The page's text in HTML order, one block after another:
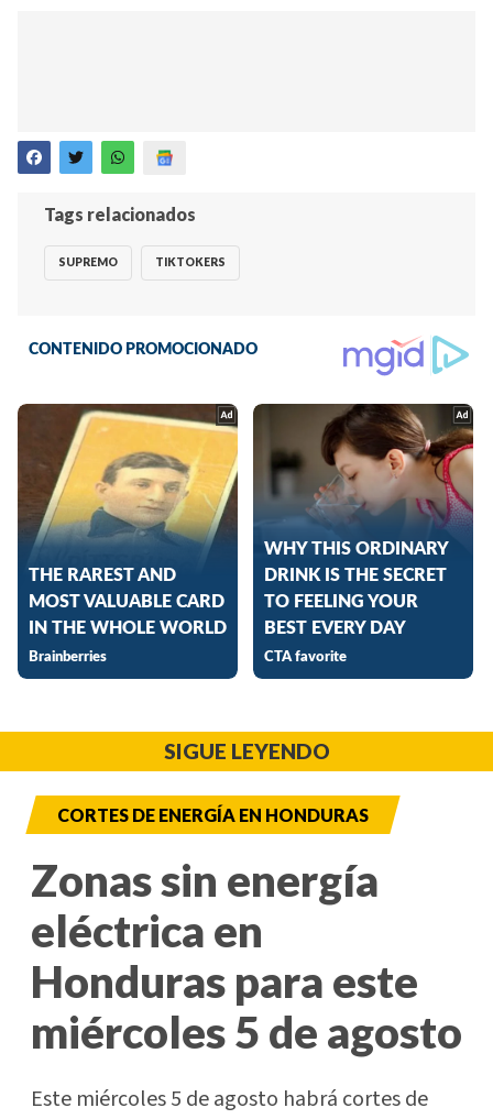
Tags relacionados
SUPREMO TIKTOKERS
SIGUE LEYENDO
CORTES DE ENERGÍA EN HONDURAS
Zonas sin energía
eléctrica en
Honduras para este
miércoles 5 de agosto
Este miércoles 5 de agosto habrá cortes de